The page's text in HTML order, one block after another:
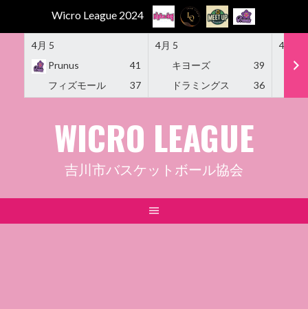
Wicro League 2024
4月 5
Prunus
41
フィズモール
37
4月 5
キヨーズ
39
ドラミングス
36
4月 5
WICRO LEAGUE
吉川市バスケットボール協会